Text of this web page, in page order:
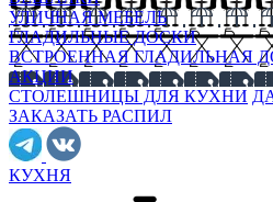
УЛИЧНАЯ МЕБЕЛЬ
ГЛАДИЛЬНЫЕ ДОСКИ
ВСТРОЕННАЯ ГЛАДИЛЬНАЯ
АКЦИИ
СТОЛЕШНИЦЫ ДЛЯ КУХНИ
ЗАКАЗАТЬ РАСПИЛ
КУХНЯ